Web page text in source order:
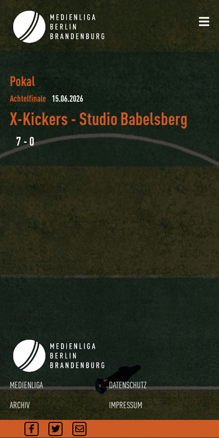
Pokal
Achtelfinale 15.06.2026
X-Kickers- Studio Babelsberg
7 - 0
MEDIENLIGA
DATENSCHUTZ
ARCHIV
IMPRESSUM